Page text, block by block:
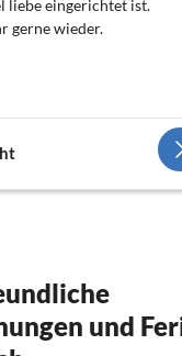
liebe eingerichtet ist.
gerne wieder.
und